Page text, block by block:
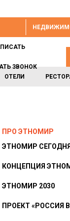
ОТЕЛИ
ЗВОНОК
ПРО ЭТНОМИР
ЭТНОМИР СЕГОДНЯ
КОНЦЕПЦИЯ
ЭТНОМИР 2030
ПРОЕКТ «РОССИЯ